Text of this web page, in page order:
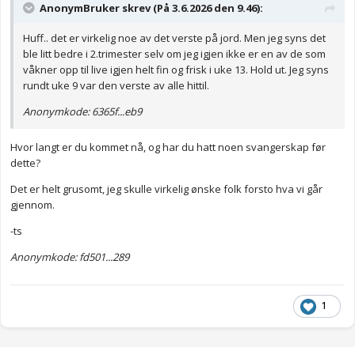
AnonymBruker skrev (På 3.6.2026 den 9.46):
Huff.. det er virkelig noe av det verste på jord. Men jeg syns det
ble litt bedre i 2.trimester selv om jeg igjen ikke er en av de som
våkner opp til live igjen helt fin og frisk i uke 13. Hold ut. Jeg syns
rundt uke 9 var den verste av alle hittil.
Anonymkode: 6365f...eb9
Hvor langt er du kommet nå, og har du hatt noen svangerskap før
dette?
Det er helt grusomt, jeg skulle virkelig ønske folk forsto hva vi går
gjennom.
-ts
Anonymkode: fd501...289
1